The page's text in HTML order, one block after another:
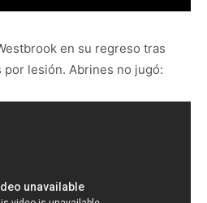
en su regreso tras
lesión. Abrines no jugó: